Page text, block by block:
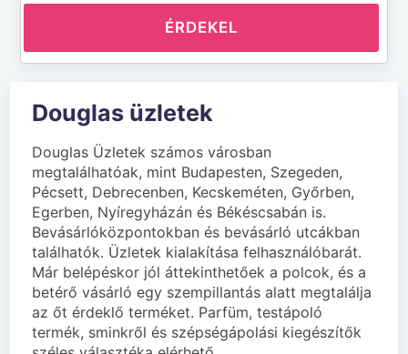
ÉRDEKEL
Douglas üzletek
Douglas Üzletek számos városban
megtalálhatóak, mint Budapesten, Szegeden,
Pécsett, Debrecenben, Kecskeméten, Győrben,
Egerben, Nyíregyházán és Békéscsabán is.
Bevásárlóközpontokban és bevásárló utcákban
találhatók. Üzletek kialakítása felhasználóbarát.
Már belépéskor jól áttekinthetőek a polcok, és a
betérő vásárló egy szempillantás alatt megtalálja
az őt érdeklő terméket. Parfüm, testápoló
termék, sminkről és szépségápolási kiegészítők